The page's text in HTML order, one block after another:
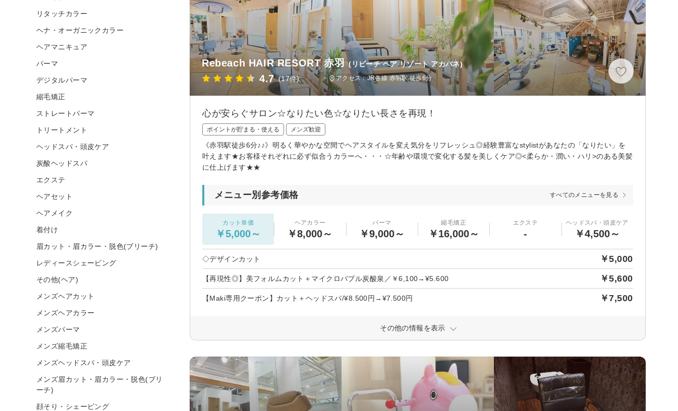
Rebeach HAIR RESORT 赤羽 (リビーチ ヘア リゾート アカバネ)
4.7 (17件) アクセス：JR各線 赤羽駅 徒歩6分
心が安らぐサロン☆なりたい色☆なりたい長さを再現！
ポイントが貯まる・使える メンズ歓迎
《赤羽駅徒歩6分♪♪》明るく華やかな空間でヘアスタイルを変え気分をリフレッシュ◎経験豊富なstylistがあなたの「なりたい」を
叶えます★お客様それぞれに必ず似合うカラーへ・・・☆年齢や環境で変化する髪を美しくケア◎<柔らか・潤い・ハリ>のある美髪
に仕上げます★★
メニュー別参考価格 すべてのメニューを見る
カット単価
￥5,000～
ヘアカラー
￥8,000～
パーマ
￥9,000～
縮毛矯正
￥16,000～
エクステ
-
ヘッドスパ・頭皮ケア
￥4,500～
◇デザインカット ￥5,000
【再現性◎】美フォルムカット＋マイクロバブル炭酸泉／￥6,100→¥5.600 ￥5,600
【Maki専用クーポン】カット＋ヘッドスパ/¥8.500円→¥7.500円 ￥7,500
その他の情報を表示
リタッチカラー
ヘナ・オーガニックカラー
ヘアマニキュア
パーマ
デジタルパーマ
縮毛矯正
ストレートパーマ
トリートメント
ヘッドスパ・頭皮ケア
炭酸ヘッドスパ
エクステ
ヘアセット
ヘアメイク
着付け
眉カット・眉カラー・脱色(ブリーチ)
レディースシェービング
その他(ヘア)
メンズヘアカット
メンズヘアカラー
メンズパーマ
メンズ縮毛矯正
メンズヘッドスパ・頭皮ケア
メンズ眉カット・眉カラー・脱色(ブリ
ーチ)
顔そり・シェービング